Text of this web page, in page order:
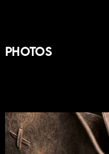
Photos